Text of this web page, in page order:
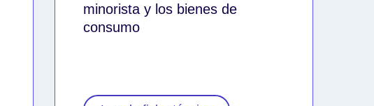
minorista y los bienes de
consumo